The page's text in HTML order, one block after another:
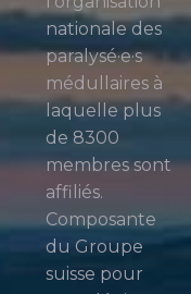
nationale des
paralysé·e·s
médullaires à
laquelle plus
de 8300
membres sont
affiliés.
Composante
du Groupe
suisse pour